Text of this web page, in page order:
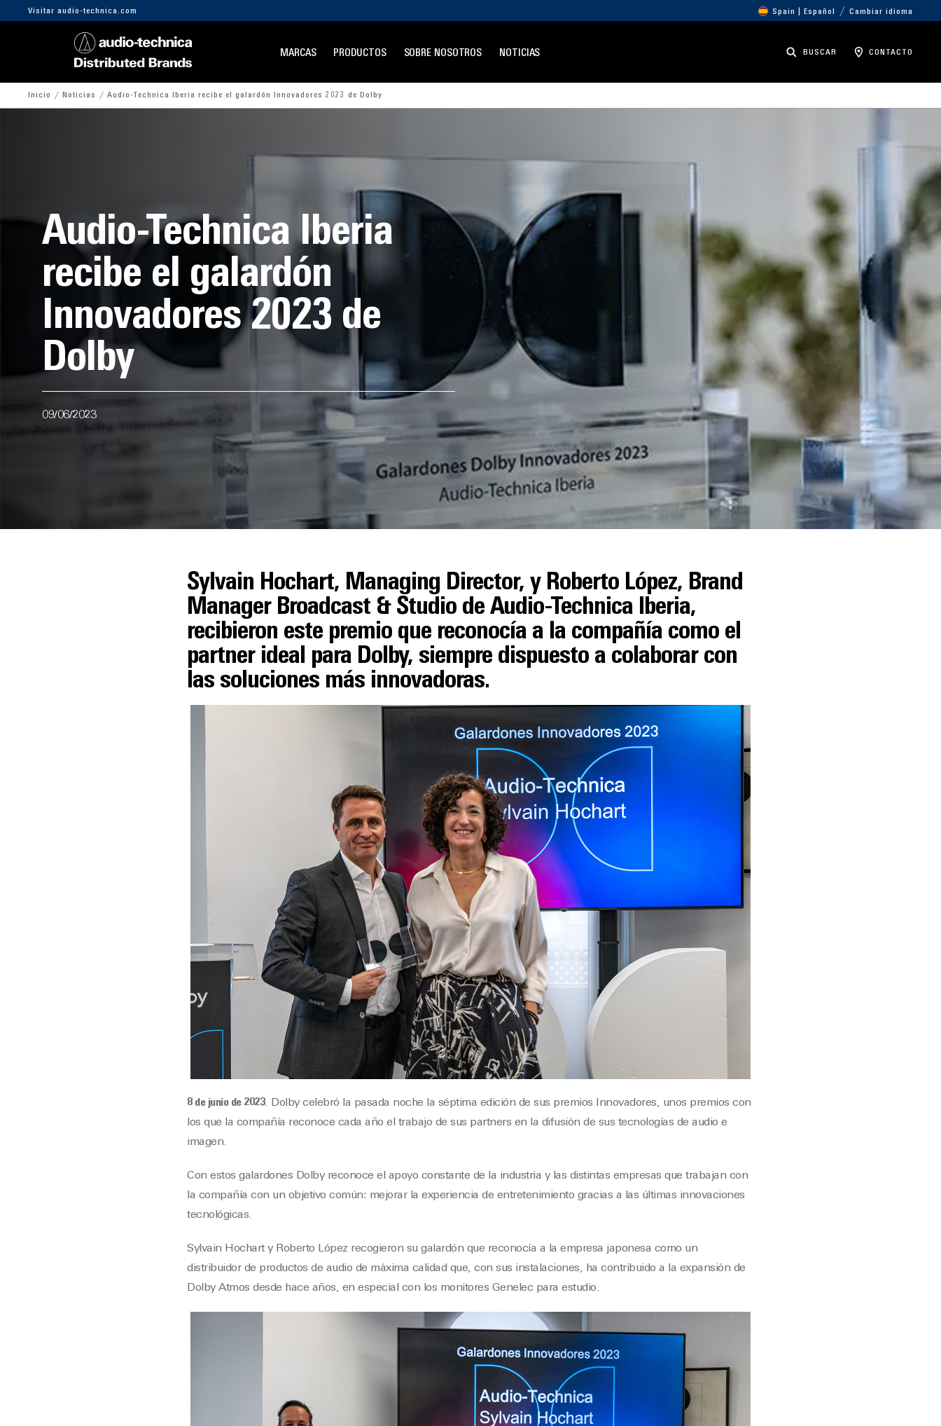
Visitar audio-technica.com Spain | Español Cambiar idioma
MARCAS PRODUCTOS SOBRE NOSOTROS NOTICIAS BUSCAR CONTACTO
Inicio Noticias Audio-Technica Iberia recibe el galardón Innovadores 2023 de Dolby
Audio-Technica Iberia
recibe el galardón
Innovadores 2023 de
Dolby
09/06/2023
Sylvain Hochart, Managing Director, y Roberto López, Brand
Manager Broadcast & Studio de Audio-Technica Iberia,
recibieron este premio que reconocía a la compañía como el
partner ideal para Dolby, siempre dispuesto a colaborar con
las soluciones más innovadoras.
8 de junio de 2023. Dolby celebró la pasada noche la séptima edición de sus premios Innovadores, unos premios con
los que la compañía reconoce cada año el trabajo de sus partners en la difusión de sus tecnologías de audio e
imagen.
Con estos galardones Dolby reconoce el apoyo constante de la industria y las distintas empresas que trabajan con
la compañía con un objetivo común: mejorar la experiencia de entretenimiento gracias a las últimas innovaciones
tecnológicas.
Sylvain Hochart y Roberto López recogieron su galardón que reconocía a la empresa japonesa como un
distribuidor de productos de audio de máxima calidad que, con sus instalaciones, ha contribuido a la expansión de
Dolby Atmos desde hace años, en especial con los monitores Genelec para estudio.